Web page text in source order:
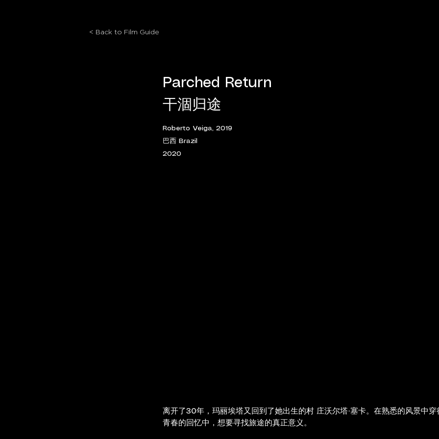
< Back to Film Guide
Parched Return
干涸归途
Roberto Veiga, 2019
巴西 Brazil
2020
离开了30年，玛丽埃塔又回到了她出生的村 庄沃尔塔·塞卡。在熟悉的风景中穿
青春的回忆中，想要寻找旅途的真正意义。